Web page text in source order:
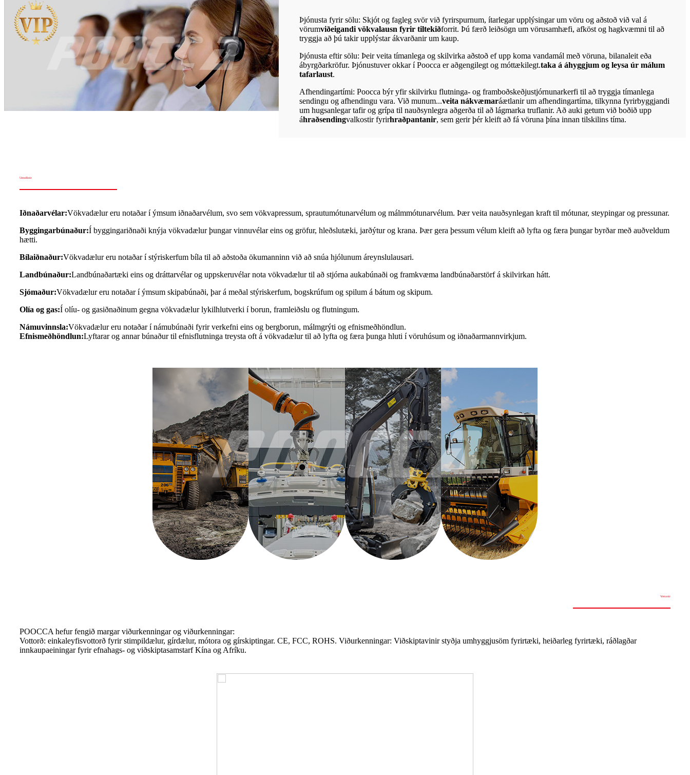
Þjónusta fyrir sölu: Skjót og fagleg svör við fyrirspurnum, ítarlegar upplýsingar um vöru og aðstoð við val á
vörumviðeigandi vökvalausn fyrir tiltekiðforrit. Þú færð leiðsögn um vörusamhæfi, afköst og hagkvæmni til að
tryggja að þú takir upplýstar ákvarðanir um kaup.
Þjónusta eftir sölu: Þeir veita tímanlega og skilvirka aðstoð ef upp koma vandamál með vöruna, bilanaleit eða
ábyrgðarkröfur. Þjónustuver okkar í Poocca er aðgengilegt og móttækilegt.taka á áhyggjum og leysa úr málum
tafarlaust.
Afhendingartími: Poocca býr yfir skilvirku flutninga- og framboðskeðjustjórnunarkerfi til að tryggja tímanlega
sendingu og afhendingu vara. Við munum...veita nákvæmaráætlanir um afhendingartíma, tilkynna fyrirbyggjandi
um hugsanlegar tafir og grípa til nauðsynlegra aðgerða til að lágmarka truflanir. Að auki getum við boðið upp
áhraðsendingvalkostir fyrirhraðpantanir, sem gerir þér kleift að fá vöruna þína innan tilskilins tíma.
Umsóknir
Iðnaðarvélar:Vökvadælur eru notaðar í ýmsum iðnaðarvélum, svo sem vökvapressum, sprautumótunarvélum og málmmótunarvélum. Þær veita nauðsynlegan kraft til mótunar, steypingar og pressunar.
Byggingarbúnaður:Í byggingariðnaði knýja vökvadælur þungar vinnuvélar eins og gröfur, hleðslutæki, jarðýtur og krana. Þær gera þessum vélum kleift að lyfta og færa þungar byrðar með auðveldum
hætti.
Bílaiðnaður:Vökvadælur eru notaðar í stýriskerfum bíla til að aðstoða ökumanninn við að snúa hjólunum áreynslulausari.
Landbúnaður:Landbúnaðartæki eins og dráttarvélar og uppskeruvélar nota vökvadælur til að stjórna aukabúnaði og framkvæma landbúnaðarstörf á skilvirkan hátt.
Sjómaður:Vökvadælur eru notaðar í ýmsum skipabúnaði, þar á meðal stýriskerfum, bogskrúfum og spilum á bátum og skipum.
Olía og gas:Í olíu- og gasiðnaðinum gegna vökvadælur lykilhlutverki í borun, framleiðslu og flutningum.
Námuvinnsla:Vökvadælur eru notaðar í námubúnaði fyrir verkefni eins og bergborun, málmgrýti og efnismeðhöndlun.
Efnismeðhöndlun:Lyftarar og annar búnaður til efnisflutninga treysta oft á vökvadælur til að lyfta og færa þunga hluti í vöruhúsum og iðnaðarmannvirkjum.
Vottanir
POOCCA hefur fengið margar viðurkenningar og viðurkenningar:
Vottorð: einkaleyfisvottorð fyrir stimpildælur, gírdælur, mótora og gírskiptingar. CE, FCC, ROHS. Viðurkenningar: Viðskiptavinir styðja umhyggjusöm fyrirtæki, heiðarleg fyrirtæki, ráðlagðar
innkaupaeiningar fyrir efnahags- og viðskiptasamstarf Kína og Afríku.